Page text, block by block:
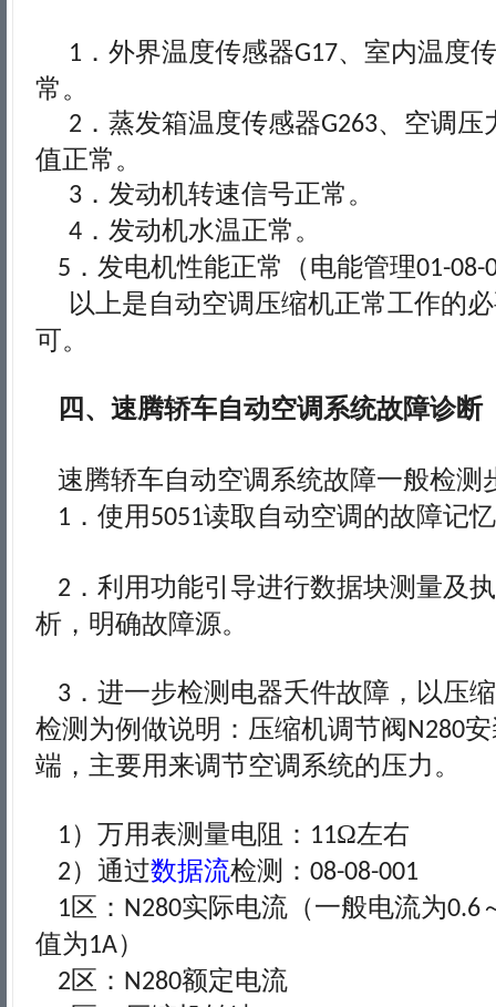
1 ．外界温度传感器G17、室内温度
常。
2 ．蒸发箱温度传感器G263、空调压
值正常。
3 ．发动机转速信号正常。
4 ．发动机水温正常。
5 ．发电机性能正常（电能管理01-08-
以上是自动空调压缩机正常工作的
可。
四、速腾轿车自动空调系统故障诊断
速腾轿车自动空调系统故障一般检测
1 ．使用 5051读取自动空调的故障记
2 ．利用功能引导进行数据块测量及
析，明确故障源。
3 ．进一步检测电器夭件故障，以压
检测为例做说明：压缩机调节阀N280
端，主要用来调节空调系统的压力。
1 ）万用表测量电阻： 11Ω左右
2）通过数据流检测： 08-08-001
1区： N280实际电流（一般电流为0.6
值为1A）
2区： N280额定电流